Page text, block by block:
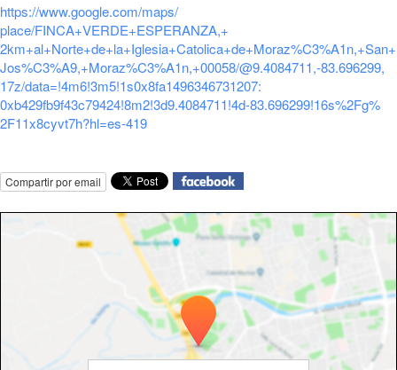
https://www.google.com/maps/
place/FINCA+VERDE+ESPERANZA,+
2km+al+Norte+de+la+Iglesia+Catolica+de+Moraz%C3%A1n,+San+
Jos%C3%A9,+Moraz%C3%A1n,+00058/@9.4084711,-83.696299,
17z/data=!4m6!3m5!1s0x8fa1496346731207:
0xb429fb9f43c79424!8m2!3d9.4084711!4d-83.696299!16s%2Fg%
2F11x8cyvt7h?hl=es-419
Compartir por email